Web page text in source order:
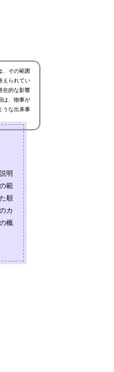
、その範囲
えられてい
在的な影響
は、物事が
うな出来事
明
範
順
カ
概